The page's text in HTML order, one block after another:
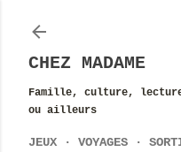
CHEZ MADAME
Famille, culture,
ou ailleurs
JEUX VOYAGES